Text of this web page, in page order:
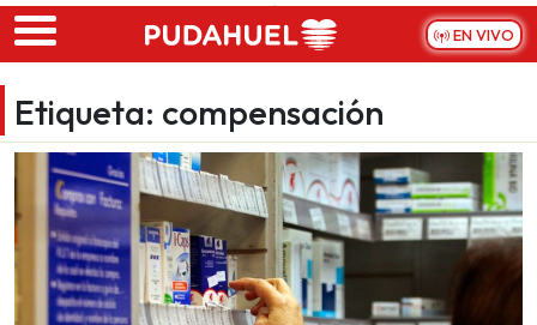
Skip to main content
EN VIVO
Etiqueta: compensación